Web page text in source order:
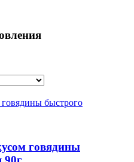
говядины